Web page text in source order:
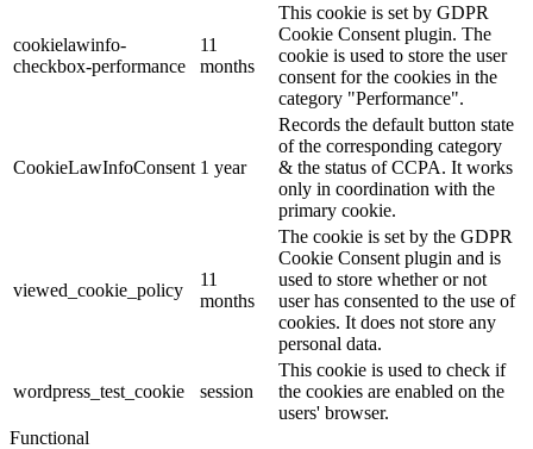
cookielawinfo-
checkbox-performance
11
months
This cookie is set by GDPR
Cookie Consent plugin. The
cookie is used to store the user
consent for the cookies in the
category "Performance".
CookieLawInfoConsent 1 year
Records the default button state
of the corresponding category
& the status of CCPA. It works
only in coordination with the
primary cookie.
viewed_cookie_policy
11
months
The cookie is set by the GDPR
Cookie Consent plugin and is
used to store whether or not
user has consented to the use of
cookies. It does not store any
personal data.
wordpress_test_cookie session
This cookie is used to check if
the cookies are enabled on the
users' browser.
Functional